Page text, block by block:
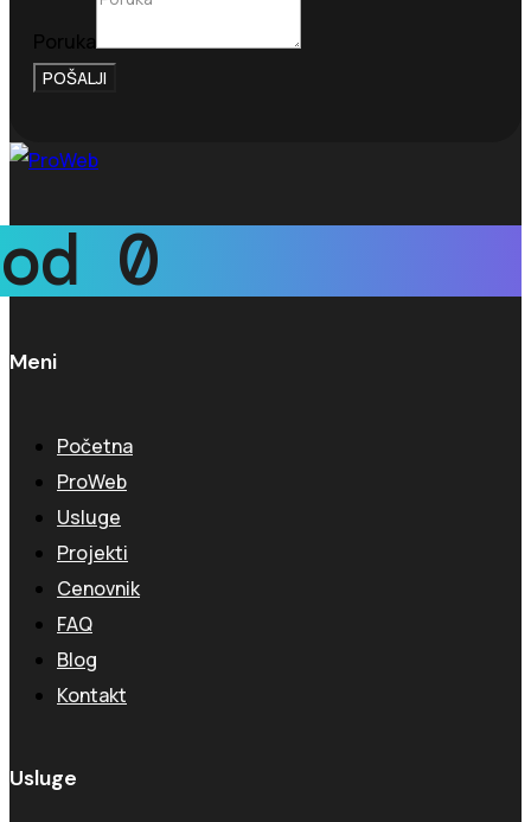
Poruka
POŠALJI
od 0
Meni
Početna
ProWeb
Usluge
Projekti
Cenovnik
FAQ
Blog
Kontakt
Usluge